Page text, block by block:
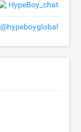
HypeBoy_chat
@hypeboyglobal